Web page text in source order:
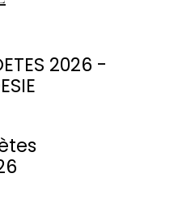
2026 -